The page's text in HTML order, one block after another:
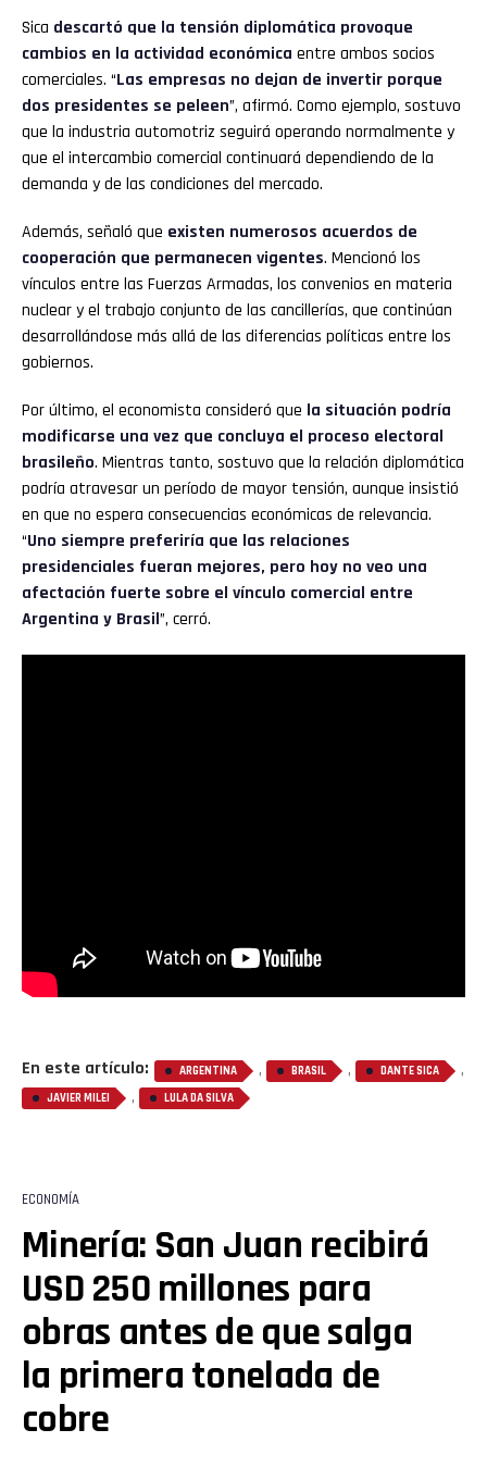
Sica descartó que la tensión diplomática provoque
cambios en la actividad económica entre ambos socios
comerciales. “Las empresas no dejan de invertir porque
dos presidentes se peleen”, afirmó. Como ejemplo, sostuvo
que la industria automotriz seguirá operando normalmente y
que el intercambio comercial continuará dependiendo de la
demanda y de las condiciones del mercado.
Además, señaló que existen numerosos acuerdos de
cooperación que permanecen vigentes. Mencionó los
vínculos entre las Fuerzas Armadas, los convenios en materia
nuclear y el trabajo conjunto de las cancillerías, que continúan
desarrollándose más allá de las diferencias políticas entre los
gobiernos.
Por último, el economista consideró que la situación podría
modificarse una vez que concluya el proceso electoral
brasileño. Mientras tanto, sostuvo que la relación diplomática
podría atravesar un período de mayor tensión, aunque insistió
en que no espera consecuencias económicas de relevancia.
“Uno siempre preferiría que las relaciones
presidenciales fueran mejores, pero hoy no veo una
afectación fuerte sobre el vínculo comercial entre
Argentina y Brasil”, cerró.
En este artículo: ARGENTINA , BRASIL , DANTE SICA ,
JAVIER MILEI , LULA DA SILVA
ECONOMÍA
Minería: San Juan recibirá
USD 250 millones para
obras antes de que salga
la primera tonelada de
cobre